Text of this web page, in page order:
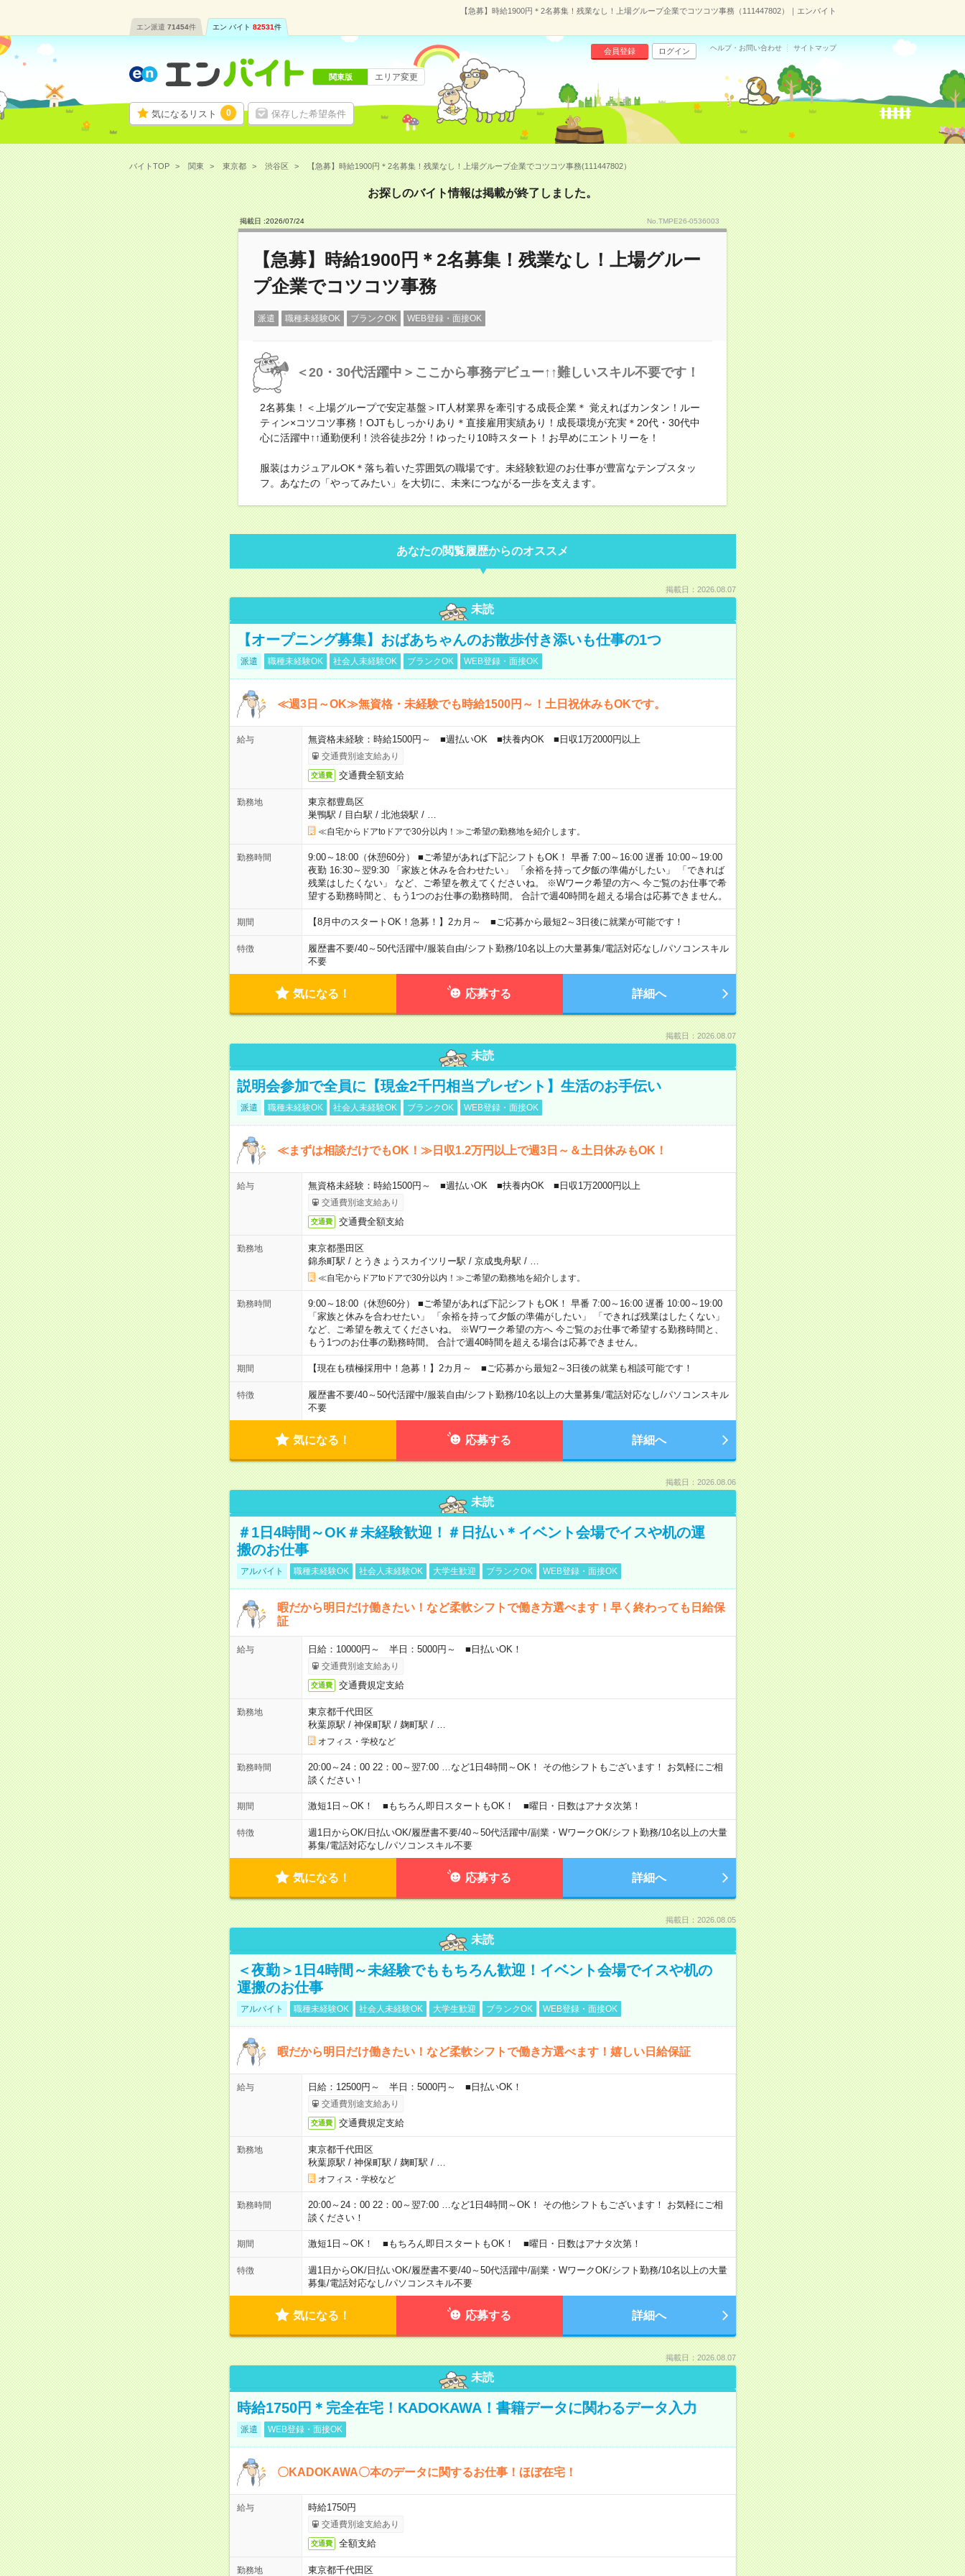
【急募】時給1900円＊2名募集！残業なし！上場グループ企業でコツコツ事務（111447802）｜エンバイト
エン派遣 71454件 エン バイト 82531件
気になるリスト 0 保存した希望条件
会員登録 ログイン ヘルプ・お問い合わせ サイトマップ
関東版 エリア変更
バイトTOP 関東 東京都 渋谷区 【急募】時給1900円＊2名募集！残業なし！上場グループ企業でコツコツ事務(111447802）
お探しのバイト情報は掲載が終了しました。
掲載日 :2026/07/24 No.TMPE26-0536003
【急募】時給1900円＊2名募集！残業なし！上場グルー
プ企業でコツコツ事務
派遣 職種未経験OK ブランクOK WEB登録・面接OK
＜20・30代活躍中＞ここから事務デビュー↑↑難しいスキル不要です！
2名募集！＜上場グループで安定基盤＞IT人材業界を牽引する成長企業＊ 覚えればカンタン！ルー
ティン×コツコツ事務！OJTもしっかりあり＊直接雇用実績あり！成長環境が充実＊20代・30代中
心に活躍中↑↑通勤便利！渋谷徒歩2分！ゆったり10時スタート！お早めにエントリーを！
服装はカジュアルOK＊落ち着いた雰囲気の職場です。未経験歓迎のお仕事が豊富なテンプスタッ
フ。あなたの「やってみたい」を大切に、未来につながる一歩を支えます。
あなたの閲覧履歴からのオススメ
掲載日：2026.08.07
未読
【オープニング募集】おばあちゃんのお散歩付き添いも仕事の1つ
派遣 職種未経験OK 社会人未経験OK ブランクOK WEB登録・面接OK
≪週3日～OK≫無資格・未経験でも時給1500円～！土日祝休みもOKです。
給与 無資格未経験：時給1500円～ ■週払いOK ■扶養内OK ■日収1万2000円以上
交通費別途支給あり
交通費 交通費全額支給
勤務地
東京都豊島区
巣鴨駅 / 目白駅 / 北池袋駅 /
≪自宅からドアtoドアで30分以内！≫ご希望の勤務地を紹介します。
勤務時間
9:00～18:00（休憩60分） ■ご希望があれば下記シフトもOK！ 早番 7:00～16:00 遅番 10:00～19:00
夜勤 16:30～翌9:30 「家族と休みを合わせたい」 「余裕を持って夕飯の準備がしたい」 「できれば
残業はしたくない」 など、ご希望を教えてくださいね。 ※Wワーク希望の方へ 今ご覧のお仕事で希
望する勤務時間と、もう1つのお仕事の勤務時間。 合計で週40時間を超える場合は応募できません。
期間 【8月中のスタートOK！急募！】2カ月～ ■ご応募から最短2～3日後に就業が可能です！
特徴 履歴書不要/40～50代活躍中/服装自由/シフト勤務/10名以上の大量募集/電話対応なし/パソコンスキル
不要
気になる！ 応募する 詳細へ
掲載日：2026.08.07
未読
説明会参加で全員に【現金2千円相当プレゼント】生活のお手伝い
派遣 職種未経験OK 社会人未経験OK ブランクOK WEB登録・面接OK
≪まずは相談だけでもOK！≫日収1.2万円以上で週3日～＆土日休みもOK！
給与 無資格未経験：時給1500円～ ■週払いOK ■扶養内OK ■日収1万2000円以上
交通費別途支給あり
交通費 交通費全額支給
勤務地
東京都墨田区
錦糸町駅 / とうきょうスカイツリー駅 / 京成曳舟駅 /
≪自宅からドアtoドアで30分以内！≫ご希望の勤務地を紹介します。
勤務時間
9:00～18:00（休憩60分） ■ご希望があれば下記シフトもOK！ 早番 7:00～16:00 遅番 10:00～19:00
「家族と休みを合わせたい」 「余裕を持って夕飯の準備がしたい」 「できれば残業はしたくない」
など、ご希望を教えてくださいね。 ※Wワーク希望の方へ 今ご覧のお仕事で希望する勤務時間と、
もう1つのお仕事の勤務時間。 合計で週40時間を超える場合は応募できません。
期間 【現在も積極採用中！急募！】2カ月～ ■ご応募から最短2～3日後の就業も相談可能です！
特徴 履歴書不要/40～50代活躍中/服装自由/シフト勤務/10名以上の大量募集/電話対応なし/パソコンスキル
不要
気になる！ 応募する 詳細へ
掲載日：2026.08.06
未読
＃1日4時間～OK＃未経験歓迎！＃日払い＊イベント会場でイスや机の運
搬のお仕事
アルバイト 職種未経験OK 社会人未経験OK 大学生歓迎 ブランクOK WEB登録・面接OK
暇だから明日だけ働きたい！など柔軟シフトで働き方選べます！早く終わっても日給保
証
給与 日給：10000円～ 半日：5000円～ ■日払いOK！
交通費別途支給あり
交通費 交通費規定支給
勤務地
東京都千代田区
秋葉原駅 / 神保町駅 / 麹町駅 /
オフィス・学校など
勤務時間
20:00～24：00 22：00～翌7:00 …など1日4時間～OK！ その他シフトもございます！ お気軽にご相
談ください！
期間 激短1日～OK！ ■もちろん即日スタートもOK！ ■曜日・日数はアナタ次第！
特徴 週1日からOK/日払いOK/履歴書不要/40～50代活躍中/副業・WワークOK/シフト勤務/10名以上の大量
募集/電話対応なし/パソコンスキル不要
気になる！ 応募する 詳細へ
掲載日：2026.08.05
未読
＜夜勤＞1日4時間～未経験でももちろん歓迎！イベント会場でイスや机の
運搬のお仕事
アルバイト 職種未経験OK 社会人未経験OK 大学生歓迎 ブランクOK WEB登録・面接OK
暇だから明日だけ働きたい！など柔軟シフトで働き方選べます！嬉しい日給保証
給与 日給：12500円～ 半日：5000円～ ■日払いOK！
交通費別途支給あり
交通費 交通費規定支給
勤務地
東京都千代田区
秋葉原駅 / 神保町駅 / 麹町駅 /
オフィス・学校など
勤務時間
20:00～24：00 22：00～翌7:00 …など1日4時間～OK！ その他シフトもございます！ お気軽にご相
談ください！
期間 激短1日～OK！ ■もちろん即日スタートもOK！ ■曜日・日数はアナタ次第！
特徴 週1日からOK/日払いOK/履歴書不要/40～50代活躍中/副業・WワークOK/シフト勤務/10名以上の大量
募集/電話対応なし/パソコンスキル不要
気になる！ 応募する 詳細へ
掲載日：2026.08.07
未読
時給1750円＊完全在宅！KADOKAWA！書籍データに関わるデータ入力
派遣 WEB登録・面接OK
〇KADOKAWA〇本のデータに関するお仕事！ほぼ在宅！
給与 時給1750円
交通費別途支給あり
交通費 全額支給
勤務地 東京都千代田区